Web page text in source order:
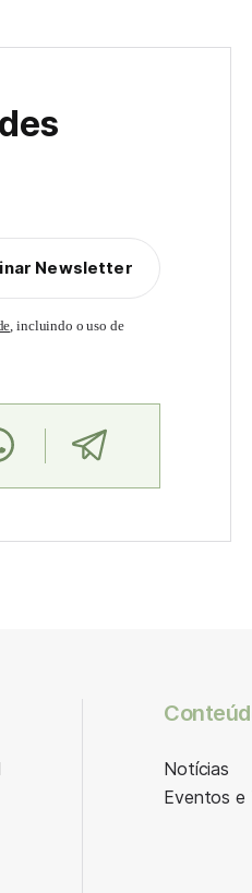
Newsletter
, incluindo o uso de
Notícias
Eventos e